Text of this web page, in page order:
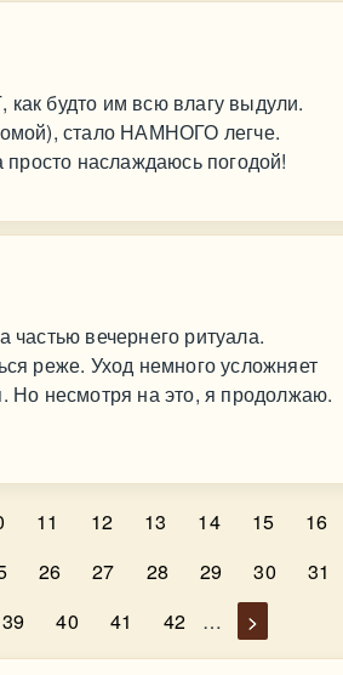
будто им всю влагу выдули.
стало НАМНОГО легче.
наслаждаюсь погодой!
вечернего ритуала.
реже. Уход немного усложняет
Но несмотря на это, я продолжаю.
11 12 13 14 15
16
26 27 28 29 30
31
39 40 41 42 … >